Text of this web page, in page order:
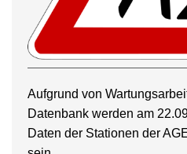
Aufgrund von
Datenbank werden am
Daten der Stationen der